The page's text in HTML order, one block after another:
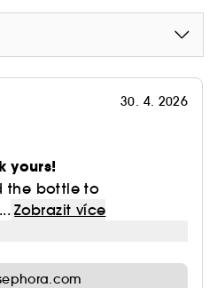
30. 4. 2026
yours!
the bottle to
Zobrazit více